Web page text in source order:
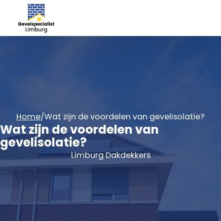
Home/Wat zijn de voordelen van gevelisolatie?
Wat zijn de voordelen van
gevelisolatie?
Limburg Dakdekkers